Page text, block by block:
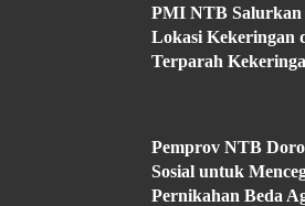
PMI NTB
Lokasi Kekeringan
Terparah
Pemprov NTB
Sosial untuk
Pernikahan Beda